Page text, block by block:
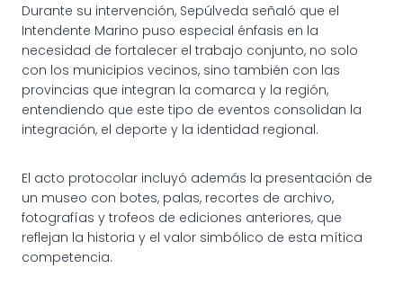
Durante su intervención, Sepúlveda señaló que el
Intendente Marino puso especial énfasis en la
necesidad de fortalecer el trabajo conjunto, no solo
con los municipios vecinos, sino también con las
provincias que integran la comarca y la región,
entendiendo que este tipo de eventos consolidan la
integración, el deporte y la identidad regional.
El acto protocolar incluyó además la presentación de
un museo con botes, palas, recortes de archivo,
fotografías y trofeos de ediciones anteriores, que
reflejan la historia y el valor simbólico de esta mítica
competencia.